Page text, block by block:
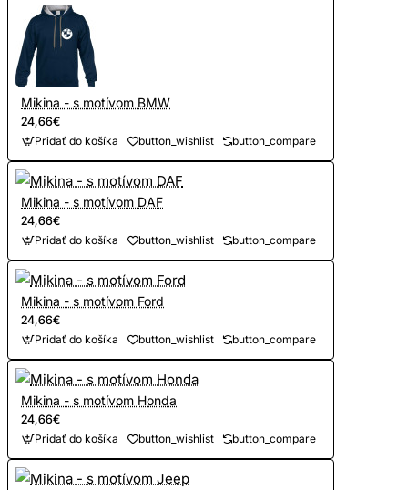
Mikina - s motívom BMW
24,66€
Pridať do košíka button_wishlist button_compare
Mikina - s motívom DAF
24,66€
Pridať do košíka button_wishlist button_compare
Mikina - s motívom Ford
24,66€
Pridať do košíka button_wishlist button_compare
Mikina - s motívom Honda
24,66€
Pridať do košíka button_wishlist button_compare